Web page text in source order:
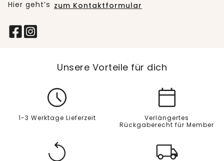
Hier geht’s zum Kontaktformular
Unsere Vorteile für dich
1-3 Werktage Lieferzeit
Verlängertes
Rückgaberecht für Member